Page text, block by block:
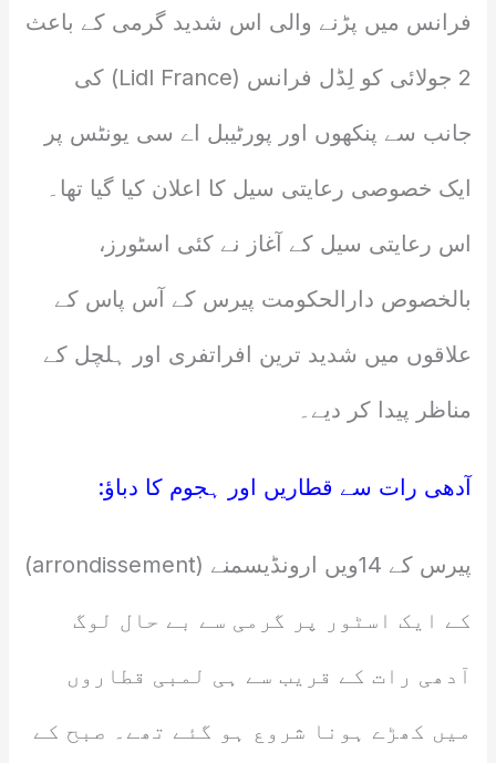
فرانس میں پڑنے والی اس شدید گرمی کے باعث
2 جولائی کو لِڈل فرانس (Lidl France) کی
جانب سے پنکھوں اور پورٹیبل اے سی یونٹس پر
ایک خصوصی رعایتی سیل کا اعلان کیا گیا تھا۔
اس رعایتی سیل کے آغاز نے کئی اسٹورز،
بالخصوص دارالحکومت پیرس کے آس پاس کے
علاقوں میں شدید ترین افراتفری اور ہلچل کے
مناظر پیدا کر دیے۔
آدھی رات سے قطاریں اور ہجوم کا دباؤ:
پیرس کے 14ویں ارونڈیسمنے (arrondissement)
کے ایک اسٹور پر گرمی سے بے حال لوگ
آدھی رات کے قریب سے ہی لمبی قطاروں
میں کھڑے ہونا شروع ہو گئے تھے۔ صبح کے